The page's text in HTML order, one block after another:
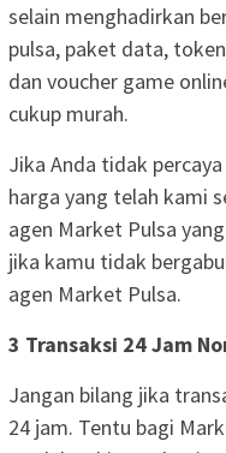
selain menghadirkan
pulsa, paket data,
dan voucher game
cukup murah.
Jika Anda tidak
harga yang telah kami
agen Market Pulsa
jika kamu tidak
agen Market Pulsa.
3 Transaksi 24 Jam
Jangan bilang jika
24 jam. Tentu bagi